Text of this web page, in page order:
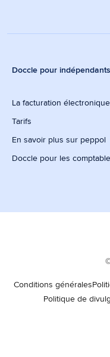
Doccle pour indépendants
La facturation
Tarifs
En savoir plus sur peppol
Doccle pour les
Conditions générales
Politique de